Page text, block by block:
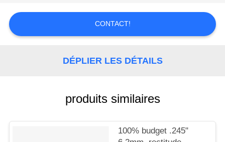
CONTACTEZ-
NOUS
DEMANDEZ
CITATION
CONTACT!
DÉPLIER LES DÉTAILS
produits similaires
100% budget .245"